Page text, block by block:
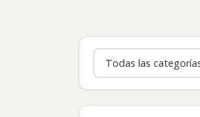
Categoría